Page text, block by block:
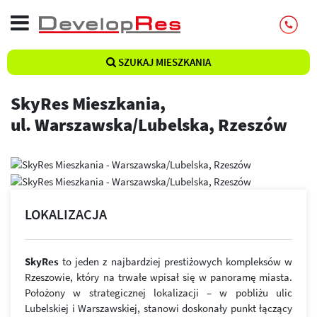
SZUKAJ MIESZKANIA
SkyRes Mieszkania,
ul. Warszawska/Lubelska, Rzeszów
LOKALIZACJA
SkyRes to jeden z najbardziej prestiżowych kompleksów w
Rzeszowie, który na trwałe wpisał się w panoramę miasta.
Położony w strategicznej lokalizacji – w pobliżu ulic
Lubelskiej i Warszawskiej, stanowi doskonały punkt łączący